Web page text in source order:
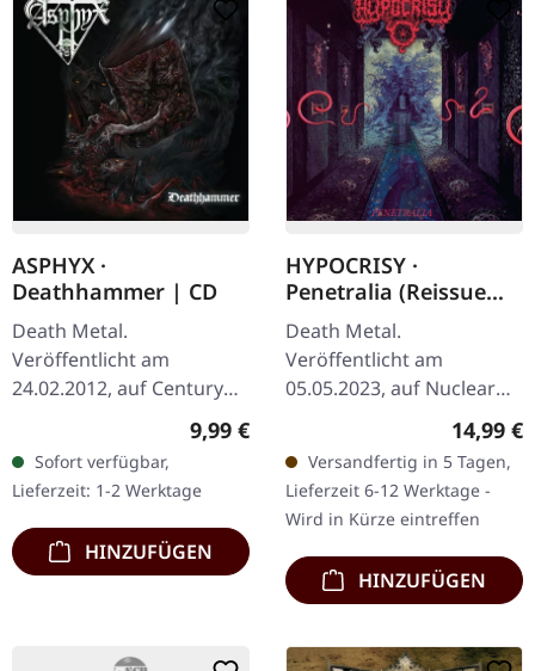
ASPHYX ·
Deathhammer | CD
Death Metal.
Veröffentlicht am
24.02.2012, auf Century
Media Records. Jewelcase
Veröffentlichung im Jahr
2012 eroberte Asphyx's…
Regulärer Preis:
9,99 €
Sofort verfügbar,
Lieferzeit: 1-2 Werktage
HINZUFÜGEN
HYPOCRISY ·
Penetralia (Reissue
2023) | CD
Death Metal.
Veröffentlicht am
05.05.2023, auf Nuclear
Blast Records. CD im
Jewelcase. Drei Jahrzehnte
später trifft Hypocrisys
Debüt „Penetralia"…
14,99 €
Versandfertig in 5 Tagen,
Lieferzeit 6-12 Werktage -
Wird in Kürze eintreffen
HINZUFÜGEN